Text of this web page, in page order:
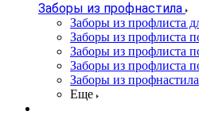
Заборы из профнастила
Заборы из профлиста
Заборы из профлиста
Заборы из профлиста
Заборы из профлиста
Заборы из
Еще